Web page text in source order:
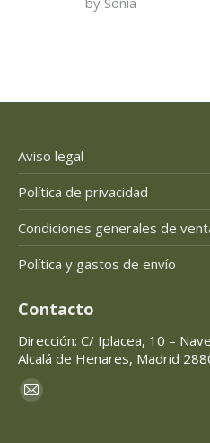
of 5
Aviso legal
Política de privacidad
Condiciones generales de
Política y gastos de envío
Contacto
Dirección: C/ Iplacea, 10 –
Alcalá de Henares, Madrid
Encuéntranos en:
Mail